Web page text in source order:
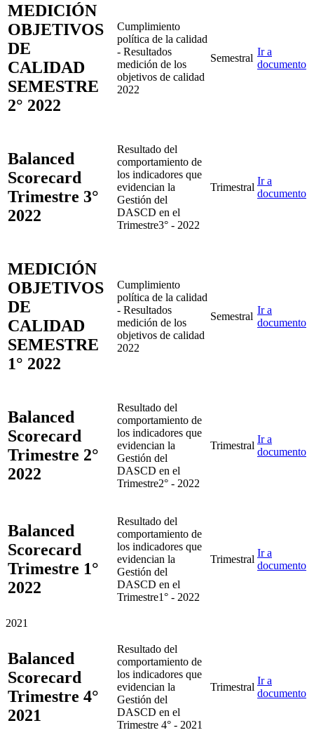
MEDICIÓN
OBJETIVOS
DE
CALIDAD
SEMESTRE
2° 2022
Cumplimiento
política de la calidad
- Resultados
medición de los
objetivos de calidad
2022
Semestral
Ir a
documento
Balanced
Scorecard
Trimestre 3°
2022
Resultado del
comportamiento de
los indicadores que
evidencian la
Gestión del
DASCD en el
Trimestre3° - 2022
Trimestral
Ir a
documento
MEDICIÓN
OBJETIVOS
DE
CALIDAD
SEMESTRE
1° 2022
Cumplimiento
política de la calidad
- Resultados
medición de los
objetivos de calidad
2022
Semestral
Ir a
documento
Balanced
Scorecard
Trimestre 2°
2022
Resultado del
comportamiento de
los indicadores que
evidencian la
Gestión del
DASCD en el
Trimestre2° - 2022
Trimestral
Ir a
documento
Balanced
Scorecard
Trimestre 1°
2022
Resultado del
comportamiento de
los indicadores que
evidencian la
Gestión del
DASCD en el
Trimestre1° - 2022
Trimestral
Ir a
documento
2021
Balanced
Scorecard
Trimestre 4°
2021
Resultado del
comportamiento de
los indicadores que
evidencian la
Gestión del
DASCD en el
Trimestre 4° - 2021
Trimestral
Ir a
documento